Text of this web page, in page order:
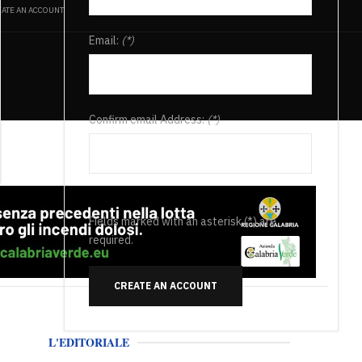
AN ACCOUNT
Email: (*)
Confirm email Address:(*)
Fields marked with an asterisk (*) are
required.
CREATE AN ACCOUNT
L'EDITORIALE